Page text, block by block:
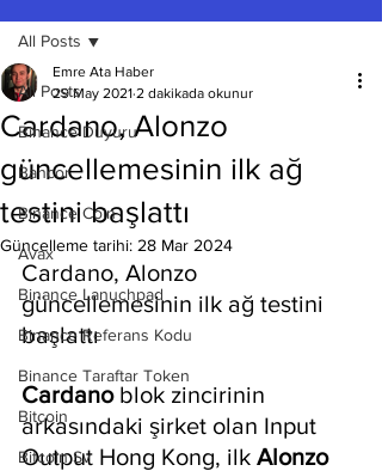
All Posts
Binance Duyuru
Bancor
Binance Coin
Avax
Binance Lanuchpad
Binance Referans Kodu
Binance Taraftar Token
Bitcoin
Bitcoin Sv
All Posts
Cardano, Alonzo
güncellemesinin ilk ağ
testini başlattı
Emre Ata Haber
29 May 2021 2 dakikada okunur
Güncelleme tarihi: 28 Mar 2024
Cardano, Alonzo
güncellemesinin ilk ağ testini
başlattı
Cardano blok zincirinin
arkasındaki şirket olan Input
Output Hong Kong, ilk Alonzo